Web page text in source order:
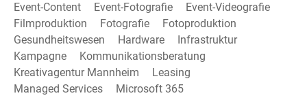
Event-Content
Event-Fotografie
Event-Videografie
Filmproduktion
Fotografie
Fotoproduktion
Gesundheitswesen
Hardware
Infrastruktur
Kampagne
Kommunikationsberatung
Kreativagentur Mannheim
Leasing
Managed Services
Microsoft 365